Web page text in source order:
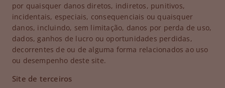
por quaisquer danos diretos, indiretos, punitivos,
incidentais, especiais, consequenciais ou quaisquer
danos, incluindo, sem limitação, danos por perda de uso,
dados, ganhos de lucro ou oportunidades perdidas,
decorrentes de ou de alguma forma relacionados ao uso
ou desempenho deste site.
Site de terceiros